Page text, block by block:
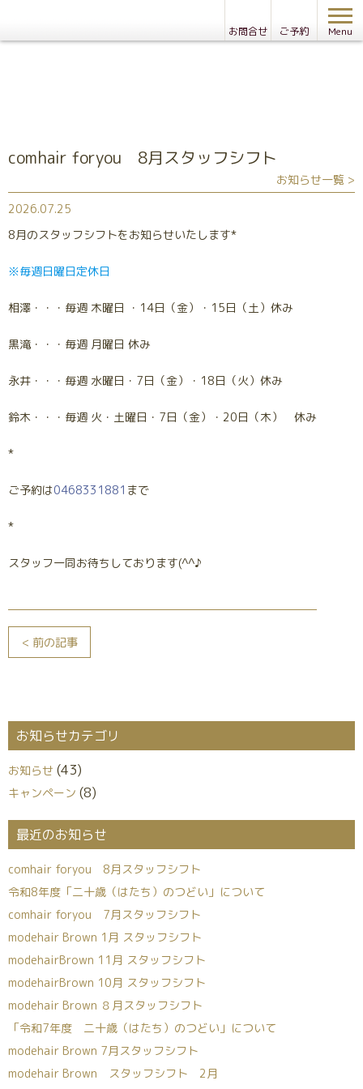
お問合せ ご予約 Menu
comhair foryou 8月スタッフシフト
お知らせ一覧 >
2026.07.25
8月のスタッフシフトをお知らせいたします*
※毎週日曜日定休日
相澤・・・毎週 木曜日 ・14日（金）・15日（土）休み
黒滝・・・毎週 月曜日 休み
永井・・・毎週 水曜日・7日（金）・18日（火）休み
鈴木・・・毎週 火・土曜日・7日（金）・20日（木） 休み
*
ご予約は0468331881 まで
*
スタッフ一同お待ちしております(^^♪
< 前の記事
お知らせカテゴリ
お知らせ (43)
キャンペーン (8)
最近のお知らせ
comhair foryou 8月スタッフシフト
令和8年度「二十歳（はたち）のつどい」について
comhair foryou 7月スタッフシフト
modehair Brown 1月 スタッフシフト
modehairBrown 11月 スタッフシフト
modehairBrown 10月 スタッフシフト
modehair Brown ８月スタッフシフト
「令和7年度 二十歳（はたち）のつどい」について
modehair Brown 7月スタッフシフト
modehair Brown スタッフシフト 2月